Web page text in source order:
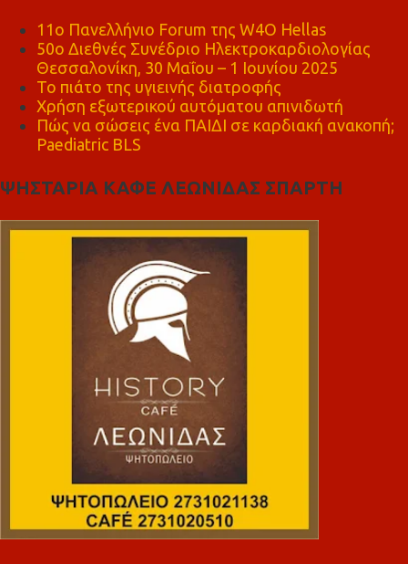
11ο Πανελλήνιο Forum της W4O Hellas
50ο Διεθνές Συνέδριο Ηλεκτροκαρδιολογίας
Θεσσαλονίκη, 30 Μαΐου – 1 Ιουνίου 2025
Το πιάτο της υγιεινής διατροφής
Χρήση εξωτερικού αυτόματου απινιδωτή
Πώς να σώσεις ένα ΠΑΙΔΙ σε καρδιακή ανακοπή;
Paediatric BLS
ΨΗΣΤΑΡΙΑ ΚΑΦΕ ΛΕΩΝΙΔΑΣ ΣΠΑΡΤΗ